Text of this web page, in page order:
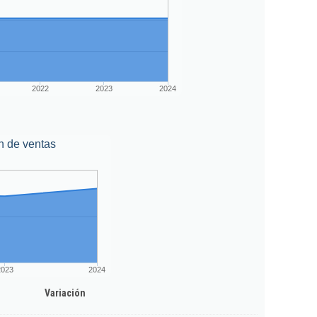
2022 2023 2024
de ventas
2024
Variación